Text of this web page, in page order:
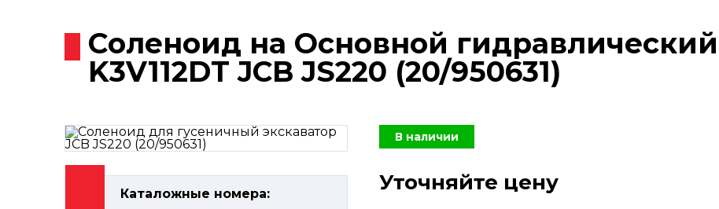
Соленоид на Основной
K3V112DT JCB JS220 (20/950631)
Каталожные номера:
В наличии
Уточняйте цену